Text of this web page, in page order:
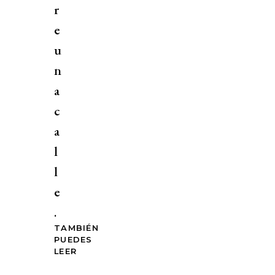
r
e
u
n
a
c
a
l
l
e
.
TAMBIÉN
PUEDES
LEER